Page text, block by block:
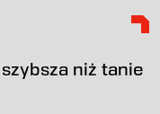
niż tanie